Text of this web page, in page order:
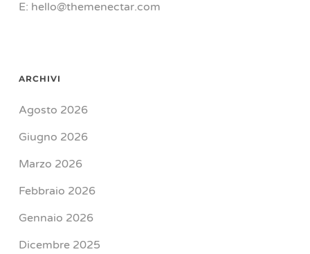
E: hello@themenectar.com
ARCHIVI
Agosto 2026
Giugno 2026
Marzo 2026
Febbraio 2026
Gennaio 2026
Dicembre 2025